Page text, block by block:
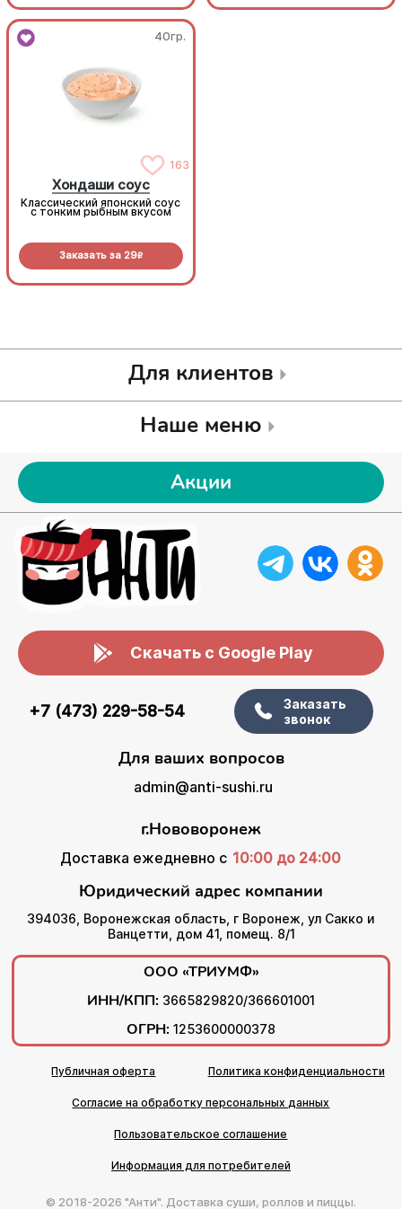
40гр.
163
Хондаши соус
Классический японский соус
с тонким рыбным вкусом
Заказать за 29R
Для клиентов
Наше меню
Акции
Скачать с Google Play
+7 (473) 229-58-54
Заказать
звонок
Для ваших вопросов
admin@anti-sushi.ru
г.Нововоронеж
Доставка ежедневно с 10:00 до 24:00
Юридический адрес компании
394036, Воронежская область, г Воронеж, ул Сакко и
Ванцетти, дом 41, помещ. 8/1
ООО «ТРИУМФ»
ИНН/КПП: 3665829820/366601001
ОГРН: 1253600000378
Публичная оферта Политика конфиденциальности
Согласие на обработку персональных данных
Пользовательское соглашение
Информация для потребителей
© 2018-2026 "Анти". Доставка суши, роллов и пиццы.